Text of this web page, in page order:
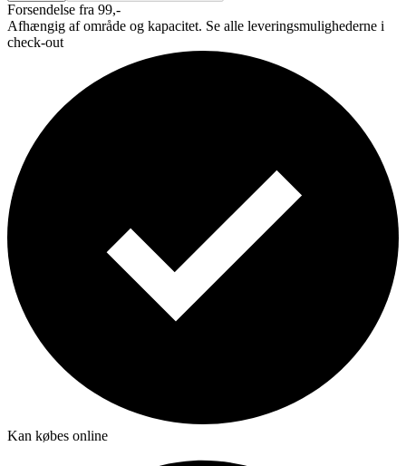
Forsendelse fra 99,-
Afhængig af område og kapacitet. Se alle leveringsmulighederne i
check-out
Kan købes online